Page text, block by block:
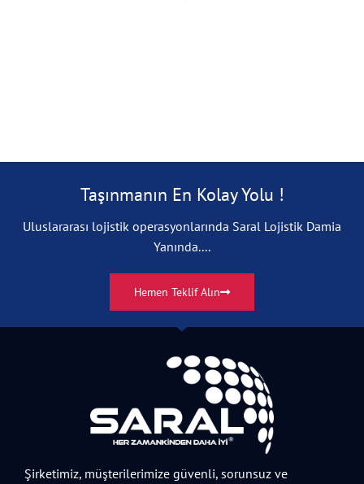
Taşınmanın En Kolay Yolu !
Uluslararası lojistik operasyonlarında Saral Lojistik Damia
Yanında....
Hemen Teklif Alın
Şirketimiz, müşterilerimize güvenli, sorunsuz ve